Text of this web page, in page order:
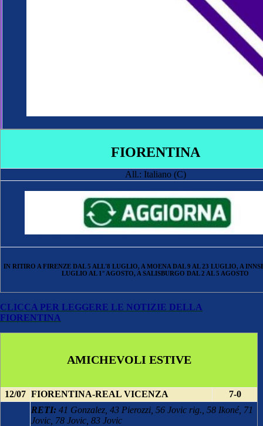
FIORENTINA
All.: Italiano (C)
IN RITIRO A FIRENZE DAL 5 ALL'8 LUGLIO, A MOENA DAL 9 AL 23 LUGLIO, A
LUGLIO AL 1° AGOSTO, A SALISBURGO DAL 2 AL 5 AGOSTO
CLICCA PER LEGGERE LE NOTIZIE DELLA
FIORENTINA
AMICHEVOLI ESTIVE
12/07 FIORENTINA-REAL VICENZA
7-0
RETI: 41 Gonzalez, 43 Pierozzi, 56 Jovic rig., 58 Ikoné, 71
Jovic, 78 Jovic, 83 Jovic